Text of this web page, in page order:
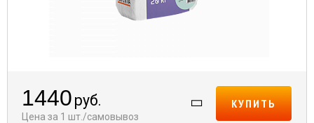
1440 руб.
Цена за 1 шт./самовывоз
КУПИТЬ